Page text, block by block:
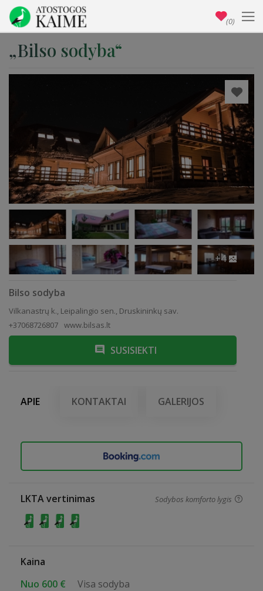
„Bilso sodyba“
+4
Bilso sodyba
Vilkanastrų k., Leipalingio sen., Druskininkų sav.
+37068726807 www.bilsas.lt
SUSISIEKTI
APIE KONTAKTAI GALERIJOS
LKTA vertinimas Sodybos komforto lygis
Kaina
Nuo 600 €
Visa sodyba
(0)